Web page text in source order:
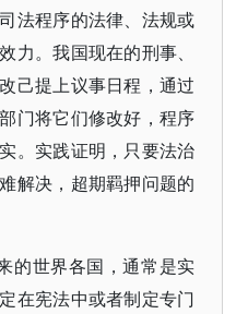
法程序的法律、法规或
力。我国现在的刑事、
己提上议事日程，通过
门将它们修改好，程序
。实践证明，只要法治
解决，超期羁押问题的
的世界各国，通常是实
在宪法中或者制定专门